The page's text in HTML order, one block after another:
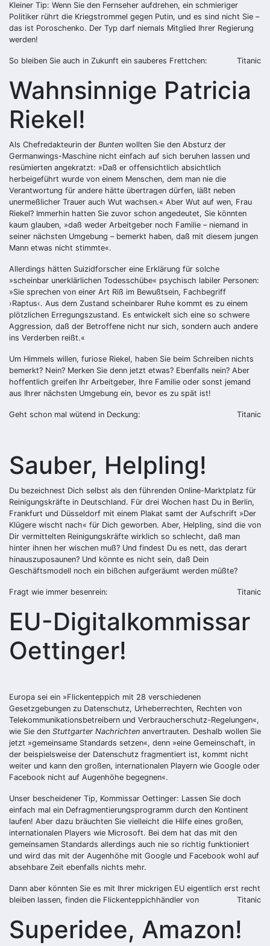
Kleiner Tip: Wenn Sie den Fernseher aufdrehen, ein schmieriger
Politiker rührt die Kriegstrommel gegen Putin, und es sind nicht Sie –
das ist Poroschenko. Der Typ darf niemals Mitglied Ihrer Regierung
werden!
So bleiben Sie auch in Zukunft ein sauberes Frettchen: Titanic
Wahnsinnige Patricia
Riekel!
Als Chefredakteurin der Bunten wollten Sie den Absturz der
Germanwings-Maschine nicht einfach auf sich beruhen lassen und
resümierten angekratzt: »Daß er offensichtlich absichtlich
herbeigeführt wurde von einem Menschen, dem man nie die
Verantwortung für andere hätte übertragen dürfen, läßt neben
unermeßlicher Trauer auch Wut wachsen.« Aber Wut auf wen, Frau
Riekel? Immerhin hatten Sie zuvor schon angedeutet, Sie könnten
kaum glauben, »daß weder Arbeitgeber noch Familie – niemand in
seiner nächsten Umgebung – bemerkt haben, daß mit diesem jungen
Mann etwas nicht stimmte«.
Allerdings hätten Suizidforscher eine Erklärung für solche
»scheinbar unerklärlichen Todesschübe« psychisch labiler Personen:
»Sie sprechen von einer Art Riß im Bewußtsein, Fachbegriff
›Raptus‹. Aus dem Zustand scheinbarer Ruhe kommt es zu einem
plötzlichen Erregungszustand. Es entwickelt sich eine so schwere
Aggression, daß der Betroffene nicht nur sich, sondern auch andere
ins Verderben reißt.«
Um Himmels willen, furiose Riekel, haben Sie beim Schreiben nichts
bemerkt? Nein? Merken Sie denn jetzt etwas? Ebenfalls nein? Aber
hoffentlich greifen Ihr Arbeitgeber, Ihre Familie oder sonst jemand
aus Ihrer nächsten Umgebung ein, bevor es zu spät ist!
Geht schon mal wütend in Deckung: Titanic
Sauber, Helpling!
Du bezeichnest Dich selbst als den führenden Online-Marktplatz für
Reinigungskräfte in Deutschland. Für drei Wochen hast Du in Berlin,
Frankfurt und Düsseldorf mit einem Plakat samt der Aufschrift »Der
Klügere wischt nach« für Dich geworben. Aber, Helpling, sind die von
Dir vermittelten Reinigungskräfte wirklich so schlecht, daß man
hinter ihnen her wischen muß? Und findest Du es nett, das derart
hinauszuposaunen? Und könnte es nicht sein, daß Dein
Geschäftsmodell noch ein bißchen aufgeräumt werden müßte?
Fragt wie immer besenrein: Titanic
EU-Digitalkommissar
Oettinger!
Europa sei ein »Flickenteppich mit 28 verschiedenen
Gesetzgebungen zu Datenschutz, Urheberrechten, Rechten von
Telekommunikationsbetreibern und Verbraucherschutz-Regelungen«,
wie Sie den Stuttgarter Nachrichten anvertrauten. Deshalb wollen Sie
jetzt »gemeinsame Standards setzen«, denn »eine Gemeinschaft, in
der beispielsweise der Datenschutz fragmentiert ist, kommt nicht
weiter und kann den großen, internationalen Playern wie Google oder
Facebook nicht auf Augenhöhe begegnen«.
Unser bescheidener Tip, Kommissar Oettinger: Lassen Sie doch
einfach mal ein Defragmentierungsprogramm durch den Kontinent
laufen! Aber dazu bräuchten Sie vielleicht die Hilfe eines großen,
internationalen Players wie Microsoft. Bei dem hat das mit den
gemeinsamen Standards allerdings auch nie so richtig funktioniert
und wird das mit der Augenhöhe mit Google und Facebook wohl auf
absehbare Zeit ebenfalls nichts mehr.
Dann aber könnten Sie es mit Ihrer mickrigen EU eigentlich erst recht
bleiben lassen, finden die Flickenteppichhändler von
Titanic
Superidee, Amazon!